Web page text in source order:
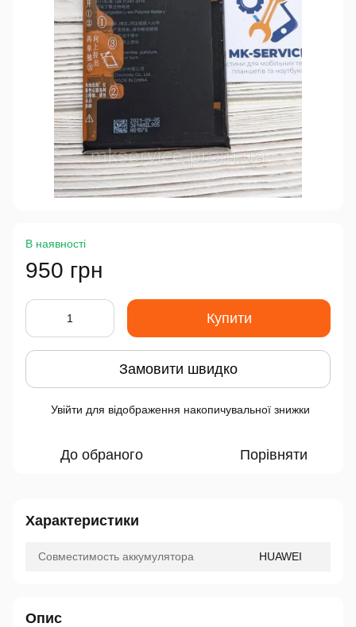
В наявності
950 грн
Купити
Замовити швидко
Увійти для відображення накопичувальної знижки
До обраного Порівняти
Характеристики
Совместимость аккумулятора HUAWEI
Опис